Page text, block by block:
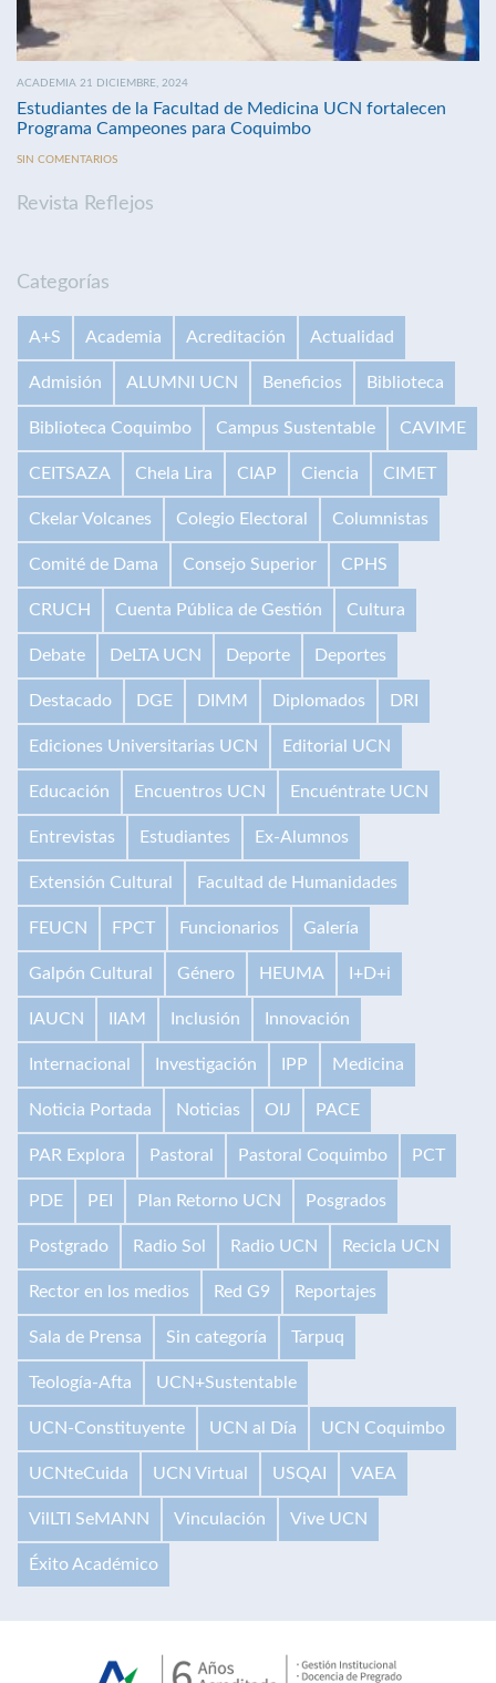
ACADEMIA 21 DICIEMBRE, 2024
Estudiantes de la Facultad de Medicina UCN fortalecen
Programa Campeones para Coquimbo
SIN COMENTARIOS
Revista Reflejos
Categorías
A+S Academia Acreditación Actualidad
Admisión ALUMNI UCN Beneficios Biblioteca
Biblioteca Coquimbo Campus Sustentable CAVIME
CEITSAZA Chela Lira CIAP Ciencia CIMET
Ckelar Volcanes Colegio Electoral Columnistas
Comité de Dama Consejo Superior CPHS
CRUCH Cuenta Pública de Gestión Cultura
Debate DeLTA UCN Deporte Deportes
Destacado DGE DIMM Diplomados DRI
Ediciones Universitarias UCN Editorial UCN
Educación Encuentros UCN Encuéntrate UCN
Entrevistas Estudiantes Ex-Alumnos
Extensión Cultural Facultad de Humanidades
FEUCN FPCT Funcionarios Galería
Galpón Cultural Género HEUMA I+D+i
IAUCN IIAM Inclusión Innovación
Internacional Investigación IPP Medicina
Noticia Portada Noticias OIJ PACE
PAR Explora Pastoral Pastoral Coquimbo PCT
PDE PEI Plan Retorno UCN Posgrados
Postgrado Radio Sol Radio UCN Recicla UCN
Rector en los medios Red G9 Reportajes
Sala de Prensa Sin categoría Tarpuq
Teología-Afta UCN+Sustentable
UCN-Constituyente UCN al Día UCN Coquimbo
UCNteCuida UCN Virtual USQAI VAEA
VilLTI SeMANN Vinculación Vive UCN
Éxito Académico